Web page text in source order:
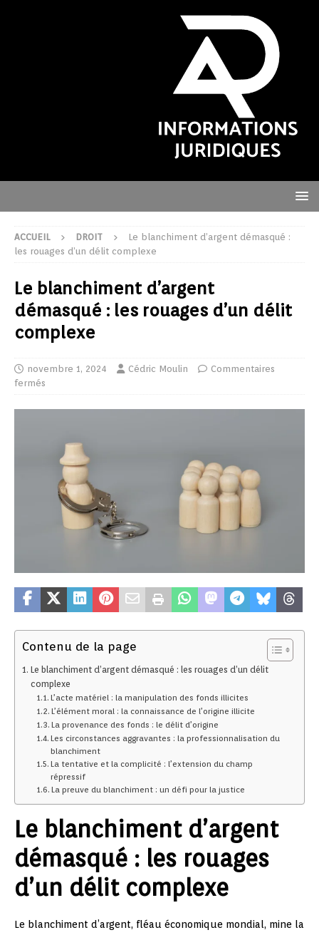
ACCUEIL DROIT
Le blanchiment d’argent démasqué :
les rouages d’un délit complexe
Le blanchiment d’argent
démasqué : les rouages d’un délit
complexe
novembre 1, 2024 Cédric Moulin
Commentaires
fermés
Contenu de la page
Le blanchiment d’argent démasqué : les rouages d’un délit
complexe
L’acte matériel : la manipulation des fonds illicites
L’élément moral : la connaissance de l’origine illicite
La provenance des fonds : le délit d’origine
Les circonstances aggravantes : la professionnalisation du
blanchiment
La tentative et la complicité : l’extension du champ
répressif
La preuve du blanchiment : un défi pour la justice
Le blanchiment d’argent
démasqué : les rouages
d’un délit complexe
Le blanchiment d’argent, fléau économique mondial, mine la